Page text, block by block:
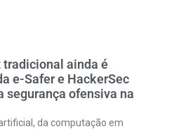
tradicional ainda é
e-Safer e HackerSec
segurança ofensiva na
da computação em